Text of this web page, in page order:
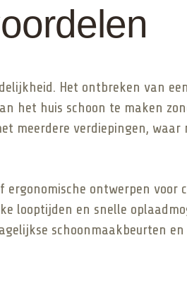
Het ontbreken van
het huis schoon te maken
meerdere verdiepingen, waar
ontwerpen voor
looptijden en snelle
schoonmaakbeurten en